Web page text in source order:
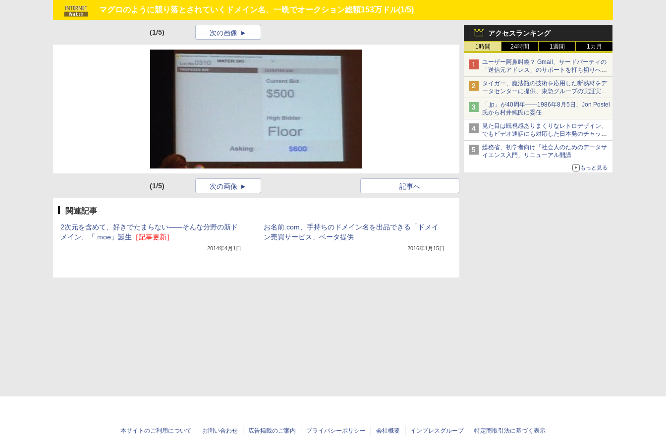
マグロのように競り落とされていくドメイン名、一晩でオークション総額153万ドル(1/5)
アクセスランキング
1時間 24時間 1週間 1カ月
ユーザー阿鼻叫喚？ Gmail、サードパーティの
「送信元アドレス」のサポートを打ち切りへ
【やじうまWatch】
タイガー、魔法瓶の技術を応用した断熱材をデ
ータセンターに提供、東急グループの実証実験
で 「ステンレス密封真空断熱パネル TIVIP」
「.jp」が40周年――1986年8月5日、Jon Postel
氏から村井純氏に委任
見た目は既視感ありまくりなレトロデザイン、
でもビデオ通話にも対応した日本発のチャット
アプリが登場【やじうまWatch】
総務省、初学者向け「社会人のためのデータサ
イエンス入門」リニューアル開講
もっと見る
(1/5) 次の画像
(1/5) 記事へ
次の画像
関連記事
2次元を含めて、好きでたまらない――そんな分野の新ド
メイン、「.moe」誕生 ［記事更新］
2014年4月1日
お名前.com、手持ちのドメイン名を出品できる「ドメイ
ン売買サービス」ベータ提供
2016年1月15日
本サイトのご利用について お問い合わせ 広告掲載のご案内 プライバシーポリシー 会社概要 インプレスグループ 特定商取引法に基づく表示